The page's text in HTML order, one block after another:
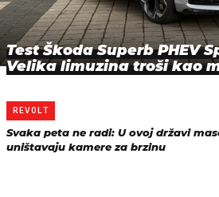
Test Škoda Superb PHEV
Velika limuzina troši kao
REVOLT
Svaka peta ne radi: U ovoj državi
uništavaju kamere za brzinu